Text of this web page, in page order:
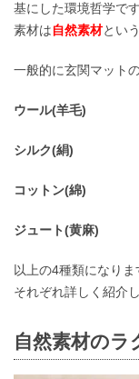
基にした環境哲学で
素材は自然素材とい
一般的に玄関マット
ウール(羊毛)
シルク(絹)
コットン(綿)
ジュート(黄麻)
以上の4種類になりま
それぞれ詳しく紹介
自然素材のラ